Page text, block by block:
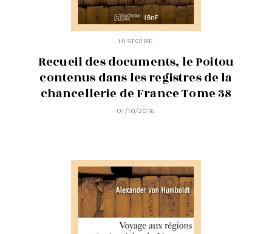
HISTOIRE
Recueil des documents, le Poitou
contenus dans les registres de la
chancellerie de France Tome 38
01/10/2016